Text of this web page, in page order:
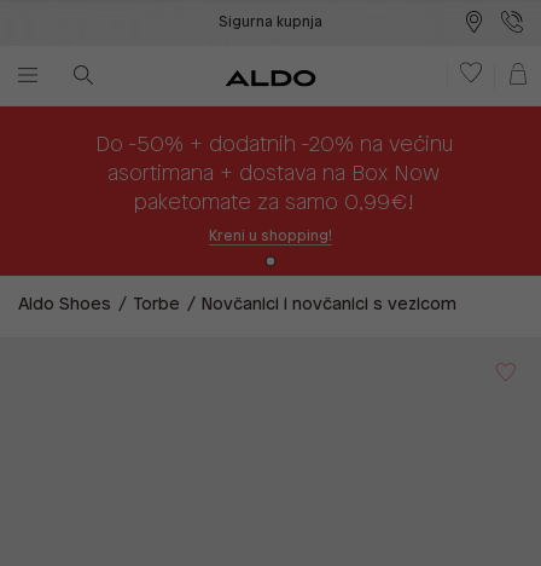
Sigurna kupnja
Do -50% + dodatnih -20% na većinu
asortimana + dostava na Box Now
paketomate za samo 0,99€!
Kreni u shopping!
Aldo Shoes Torbe Novčanici i novčanici s vezicom